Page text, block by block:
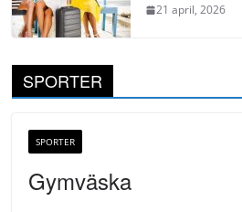
21 april, 2026
SPORTER
SPORTER
Gymväska